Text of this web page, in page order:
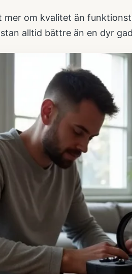
mer om kvalitet än
alltid bättre än en dyr